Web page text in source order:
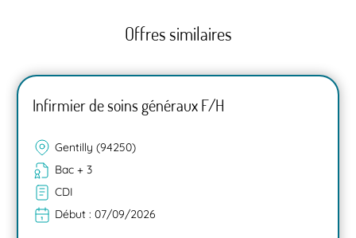
Offres similaires
Infirmier de soins généraux F/H
Gentilly (94250)
Bac + 3
CDI
Début : 07/09/2026